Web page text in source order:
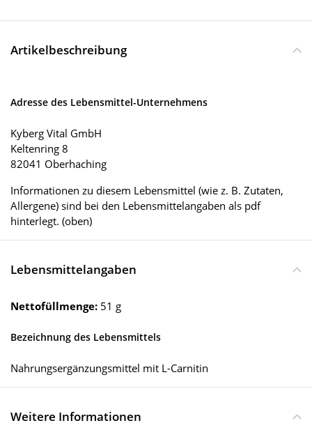
Artikelbeschreibung
Adresse des Lebensmittel-Unternehmens
Kyberg Vital GmbH
Keltenring 8
82041 Oberhaching
Informationen zu diesem Lebensmittel (wie z. B. Zutaten,
Allergene) sind bei den Lebensmittelangaben als pdf
hinterlegt. (oben)
Lebensmittelangaben
Nettofüllmenge: 51 g
Bezeichnung des Lebensmittels
Nahrungsergänzungsmittel mit L-Carnitin
Weitere Informationen